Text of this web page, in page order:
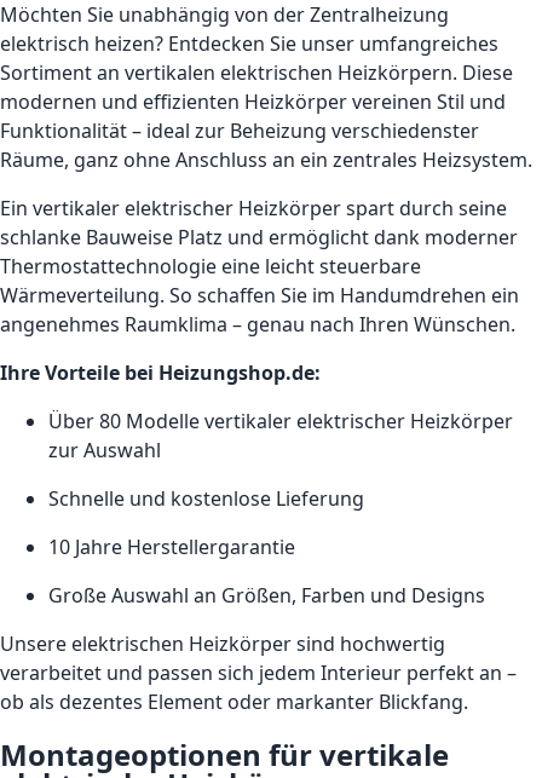
Möchten Sie unabhängig von der Zentralheizung
elektrisch heizen? Entdecken Sie unser umfangreiches
Sortiment an vertikalen elektrischen Heizkörpern. Diese
modernen und effizienten Heizkörper vereinen Stil und
Funktionalität – ideal zur Beheizung verschiedenster
Räume, ganz ohne Anschluss an ein zentrales Heizsystem.
Ein vertikaler elektrischer Heizkörper spart durch seine
schlanke Bauweise Platz und ermöglicht dank moderner
Thermostattechnologie eine leicht steuerbare
Wärmeverteilung. So schaffen Sie im Handumdrehen ein
angenehmes Raumklima – genau nach Ihren Wünschen.
Ihre Vorteile bei Heizungshop.de:
Über 80 Modelle vertikaler elektrischer Heizkörper
zur Auswahl
Schnelle und kostenlose Lieferung
10 Jahre Herstellergarantie
Große Auswahl an Größen, Farben und Designs
Unsere elektrischen Heizkörper sind hochwertig
verarbeitet und passen sich jedem Interieur perfekt an –
ob als dezentes Element oder markanter Blickfang.
Montageoptionen für vertikale